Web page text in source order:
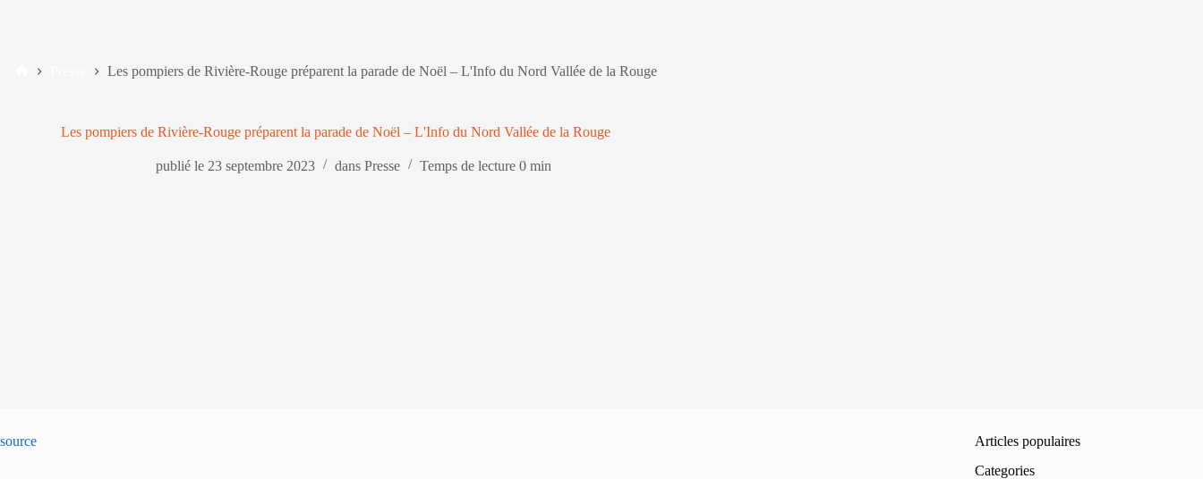
Les pompiers de Rivière-Rouge préparent la parade de Noël – L'Info du Nord Vallée de la Rouge
Les pompiers de Rivière-Rouge préparent la parade de Noël – L'Info du Nord Vallée de la Rouge
publié le 23 septembre 2023 dans Presse Temps de lecture 0 min
source
Articles populaires
Categories